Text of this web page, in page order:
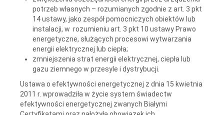
potrzeb własnych – rozumianych zgodnie z art. 3 pkt
14 ustawy, jako zespół pomocniczych obiektów lub
instalacji, w rozumieniu art. 3 pkt 10 ustawy Prawo
energetyczne, służących procesowi wytwarzania
energii elektrycznej lub ciepła;
zmniejszenia strat energii elektrycznej, ciepła lub
gazu ziemnego w przesyle i dystrybucji.
Ustawa o efektywności energetycznej z dnia 15 kwietnia
2011 r. wprowadziła w życie system świadectw
efektywności energetycznej zwanych Białymi